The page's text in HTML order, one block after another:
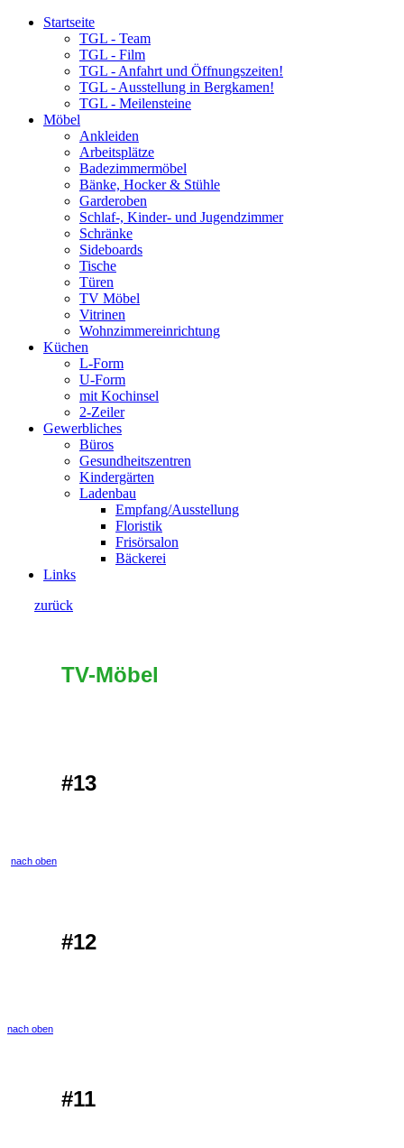
Startseite
TGL - Team
TGL - Film
TGL - Anfahrt und Öffnungszeiten!
TGL - Ausstellung in Bergkamen!
TGL - Meilensteine
Möbel
Ankleiden
Arbeitsplätze
Badezimmermöbel
Bänke, Hocker & Stühle
Garderoben
Schlaf-, Kinder- und Jugendzimmer
Schränke
Sideboards
Tische
Türen
TV Möbel
Vitrinen
Wohnzimmereinrichtung
Küchen
L-Form
U-Form
mit Kochinsel
2-Zeiler
Gewerbliches
Büros
Gesundheitszentren
Kindergärten
Ladenbau
Empfang/Ausstellung
Floristik
Frisörsalon
Bäckerei
Links
zurück
TV-Möbel
#13
nach oben
#12
nach oben
#11